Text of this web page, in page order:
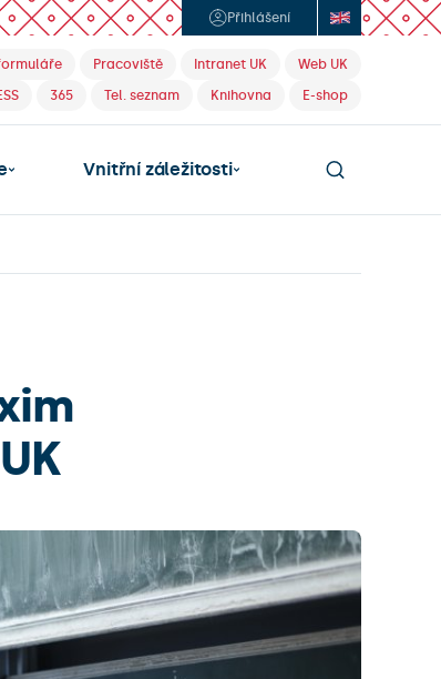
Přihlášení
Pracoviště Intranet UK
Web UK
365 Tel. seznam Knihovna E-shop
Vnitřní záležitosti